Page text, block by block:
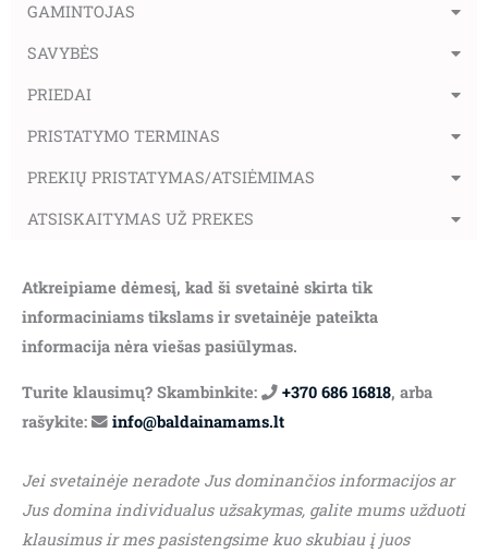
GAMINTOJAS
SAVYBĖS
PRIEDAI
PRISTATYMO TERMINAS
PREKIŲ PRISTATYMAS/ATSIĖMIMAS
ATSISKAITYMAS UŽ PREKES
Atkreipiame dėmesį, kad ši svetainė skirta tik
informaciniams tikslams ir svetainėje pateikta
informacija nėra viešas pasiūlymas.
Turite klausimų? Skambinkite: +370 686 16818, arba
rašykite:
info@baldainamams.lt
Jei svetainėje neradote Jus dominančios informacijos ar
Jus domina individualus užsakymas, galite mums užduoti
klausimus ir mes pasistengsime kuo skubiau į juos